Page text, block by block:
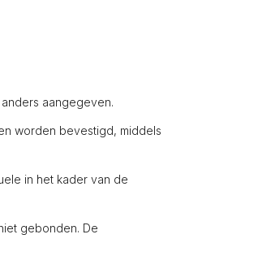
aangegeven.
worden bevestigd, middels
in het kader van de
gebonden. De